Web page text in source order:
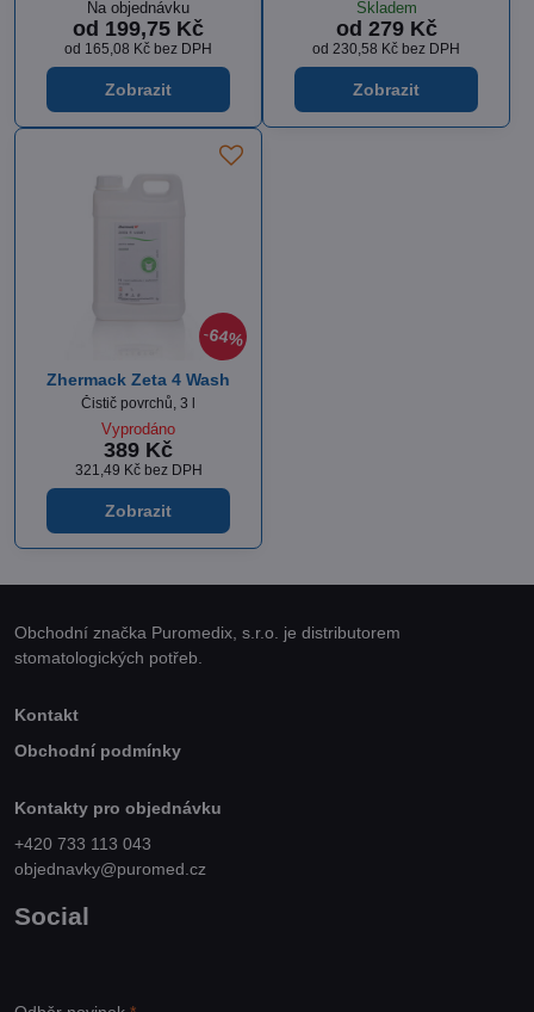
Na objednávku
od 199,75 Kč
od 165,08 Kč bez DPH
Zobrazit
Skladem
od 279 Kč
od 230,58 Kč bez DPH
Zobrazit
64%
Zhermack Zeta 4 Wash
Čistič povrchů, 3 l
Vyprodáno
389 Kč
321,49 Kč bez DPH
Zobrazit
Obchodní značka Puromedix, s.r.o. je distributorem
stomatologických potřeb.
Kontakt
Obchodní podmínky
Kontakty pro objednávku
+420 733 113 043
objednavky@puromed.cz
Social